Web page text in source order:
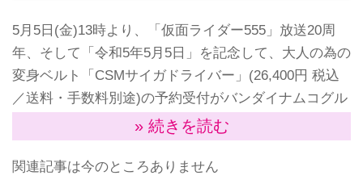
5月5日(金)13時より、「仮面ライダー555」放送20周
年、そして「令和5年5月5日」を記念して、大人の為の
変身ベルト「CSMサイガドライバー」(26,400円 税込
／送料・手数料別途)の予約受付がバンダイナムコグル
ープ公式通販サイト「プレミアムバンダイ」で開始さ
れた。
» 続きを読む
関連記事は今のところありません